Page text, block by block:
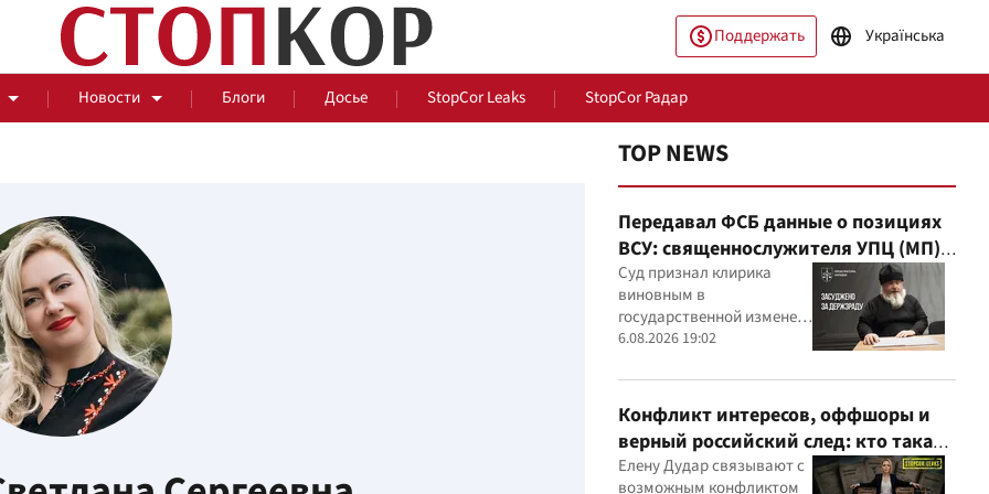
Поддержать Українська
Новости Блоги Досье StopCor Leaks StopCor Радар
За оградой
События
TOP NEWS
Передавал ФСБ данные о позициях
ВСУ: священнослужителя УПЦ (МП)
приговорили к 15 годам
Суд признал клирика
виновным в
государственной измене и
постановил конфисковать
6.08.2026 19:02
Конфликт интересов, оффшоры и
верный российский след: кто такая
Елена Дударь
Елену Дудар связывают с
возможным конфликтом